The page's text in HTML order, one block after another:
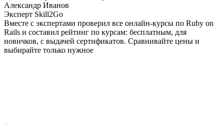
Александр Иванов
Эксперт Skill2Go
Вместе с экспертами проверил все онлайн-курсы по Ruby on
Rails и составил рейтинг по курсам: бесплатным, для
новичков, с выдачей сертификатов. Сравнивайте цены и
выбирайте только нужное